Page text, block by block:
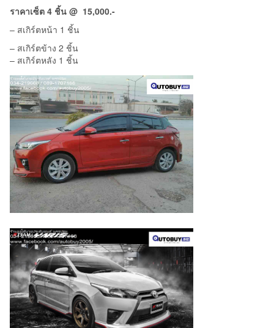
ราคาเซ็ต 4 ชิ้น @ 15,000.-
– สเกิร์ตหน้า 1 ชิ้น
– สเกิร์ตข้าง 2 ชิ้น
– สเกิร์ตหลัง 1 ชิ้น